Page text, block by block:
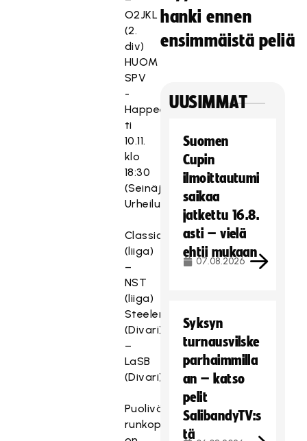
O2JKL
(2.
div)
HUOM
SPV
-
Happee
ti
10.11.
klo
18:30
(Seinäjoen
Urheilutalo)
Classic
(liiga)
–
NST
(liiga)
Steelers
(Divari)
–
LaSB
(Divari)
Puolivälierien
runkopelipäivä
hanki ennen
ensimmäistä peliä
UUSIMMAT
Suomen
Cupin
ilmoittautumi
saikaa
jatkettu 16.8.
asti – vielä
ehtii mukaan
07.08.2026
Syksyn
turnausvilske
parhaimmilla
an – katso
pelit
SalibandyTV:s
tä